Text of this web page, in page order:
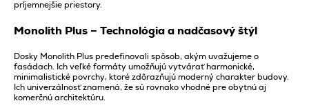
príjemnejšie priestory.
Monolith Plus – Technológia a nadčasový štýl
Dosky Monolith Plus predefinovali spôsob, akým uvažujeme o
fasádach. Ich veľké formáty umožňujú vytvárať harmonické,
minimalistické povrchy, ktoré zdôrazňujú moderný charakter budovy.
Ich univerzálnosť znamená, že sú rovnako vhodné pre obytnú aj
komerčnú architektúru.